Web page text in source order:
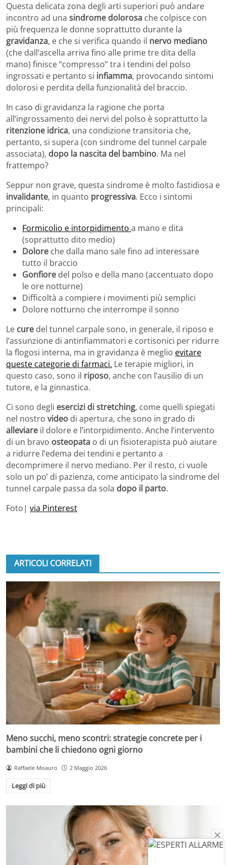
Questa delicata zona degli arti superiori può andare
incontro ad una sindrome dolorosa che colpisce con
più frequenza le donne soprattutto durante la
gravidanza, e che si verifica quando il nervo mediano
(che dall’ascella arriva fino alle prime tre dita della
mano) finisce “compresso” tra i tendini del polso
ingrossati e pertanto si infiamma, provocando sintomi
dolorosi e perdita della funzionalità del braccio.
In caso di gravidanza la ragione che porta
all’ingrossamento dei nervi del polso è soprattutto la
ritenzione idrica, una condizione transitoria che,
pertanto, si supera (con sindrome del tunnel carpale
associata), dopo la nascita del bambino. Ma nel
frattempo?
Seppur non grave, questa sindrome è molto fastidiosa e
invalidante, in quanto progressiva. Ecco i sintomi
principali:
Formicolio e intorpidimento a mano e dita
(soprattutto dito medio)
Dolore che dalla mano sale fino ad interessare
tutto il braccio
Gonfiore del polso e della mano (accentuato dopo
le ore notturne)
Difficoltà a compiere i movimenti più semplici
Dolore notturno che interrompe il sonno
Le cure del tunnel carpale sono, in generale, il riposo e
l’assunzione di antinfiammatori e cortisonici per ridurre
la flogosi interna, ma in gravidanza è meglio evitare
queste categorie di farmaci. Le terapie migliori, in
questo caso, sono il riposo, anche con l’ausilio di un
tutore, e la ginnastica.
Ci sono degli esercizi di stretching, come quelli spiegati
nel nostro video di apertura, che sono in grado di
alleviare il dolore e l’intorpidimento. Anche l’intervento
di un bravo osteopata o di un fisioterapista può aiutare
a ridurre l’edema dei tendini e pertanto a
decomprimere il nervo mediano. Per il resto, ci vuole
solo un po’ di pazienza, come anticipato la sindrome del
tunnel carpale passa da sola dopo il parto.
Foto| via Pinterest
ARTICOLI CORRELATI
Meno succhi, meno scontri: strategie concrete per i
bambini che li chiedono ogni giorno
Raffaele Moauro 2 Maggio 2026
Leggi di più